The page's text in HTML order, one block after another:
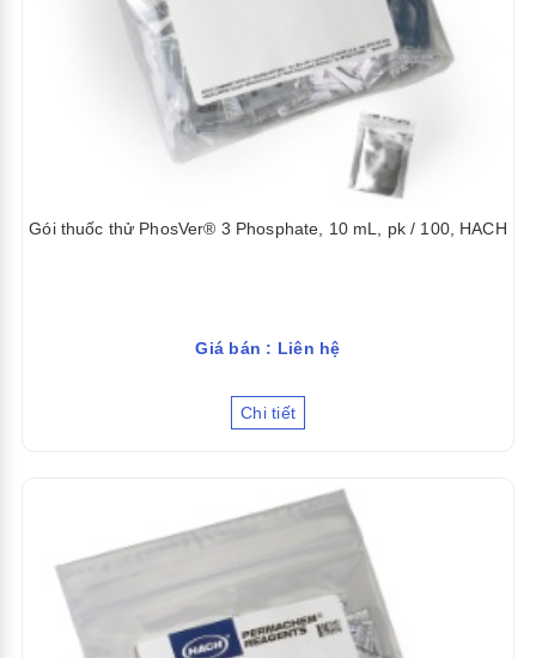
Gói thuốc thử PhosVer® 3 Phosphate, 10 mL, pk / 100, HACH
Giá bán : Liên hệ
Chi tiết